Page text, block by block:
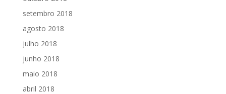
setembro 2018
agosto 2018
julho 2018
junho 2018
maio 2018
abril 2018